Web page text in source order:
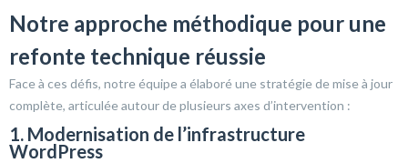
Notre approche méthodique pour une
refonte technique réussie
Face à ces défis, notre équipe a élaboré une stratégie de mise à jour
complète, articulée autour de plusieurs axes d’intervention :
1. Modernisation de l’infrastructure
WordPress